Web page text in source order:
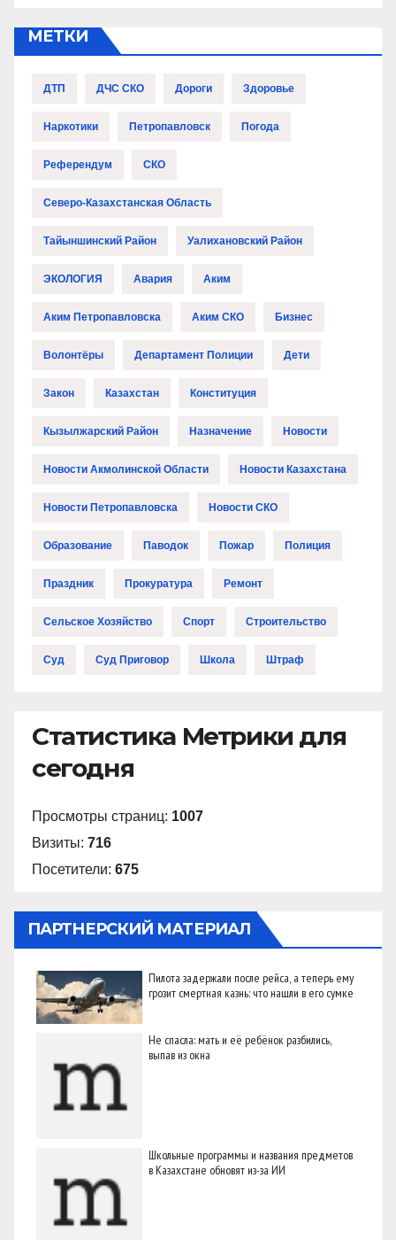
МЕТКИ
ДТП ДЧС СКО Дороги Здоровье
Наркотики Петропавловск Погода
Референдум СКО
Северо-Казахстанская Область
Тайыншинский Район Уалихановский Район
ЭКОЛОГИЯ Авария Аким
Аким Петропавловска Аким СКО Бизнес
Волонтёры Департамент Полиции Дети
Закон Казахстан Конституция
Кызылжарский Район Назначение Новости
Новости Акмолинской Области Новости Казахстана
Новости Петропавловска Новости СКО
Образование Паводок Пожар Полиция
Праздник Прокуратура Ремонт
Сельское Хозяйство Спорт Строительство
Суд Суд Приговор Школа Штраф
Статистика Метрики для
сегодня
Просмотры страниц: 1007
Визиты: 716
Посетители: 675
ПАРТНЕРСКИЙ МАТЕРИАЛ
Пилота задержали после рейса, а теперь ему
грозит смертная казнь: что нашли в его сумке
Не спасла: мать и её ребёнок разбились,
выпав из окна
Школьные программы и названия предметов
в Казахстане обновят из-за ИИ